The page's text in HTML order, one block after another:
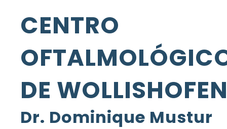
CENTRO
DE
Dr. Dominique Mustur